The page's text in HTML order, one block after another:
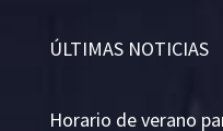
ÚLTIMAS NOTICIAS
Horario de verano